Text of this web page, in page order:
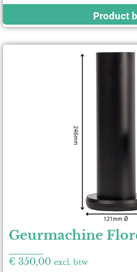
Product
Geurmachine
€ 350,00 excl. btw